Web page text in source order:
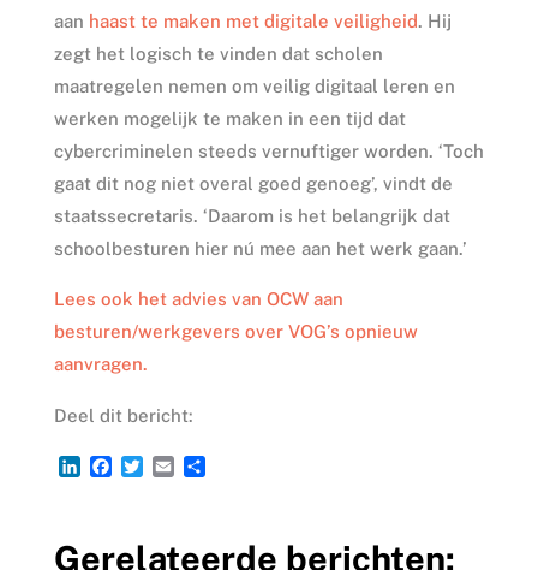
aan haast te maken met digitale veiligheid. Hij
zegt het logisch te vinden dat scholen
maatregelen nemen om veilig digitaal leren en
werken mogelijk te maken in een tijd dat
cybercriminelen steeds vernuftiger worden. ‘Toch
gaat dit nog niet overal goed genoeg’, vindt de
staatssecretaris. ‘Daarom is het belangrijk dat
schoolbesturen hier nú mee aan het werk gaan.’
Lees ook het advies van OCW aan
besturen/werkgevers over VOG’s opnieuw
aanvragen.
Deel dit bericht:
L
e
F
b
T
t
E
l
D
n
Gerelateerde berichten: